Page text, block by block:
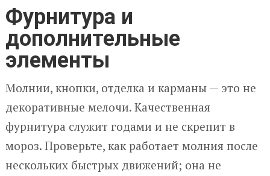
Фурнитура и
дополнительные
элементы
Молнии, кнопки, отделка и карманы — это не
декоративные мелочи. Качественная
фурнитура служит годами и не скрепит в
мороз. Проверьте, как работает молния после
нескольких быстрых движений; она не